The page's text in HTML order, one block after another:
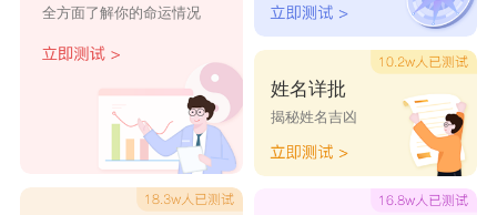
全方面了解你的命运情况
姓名详批
揭秘姓名吉凶